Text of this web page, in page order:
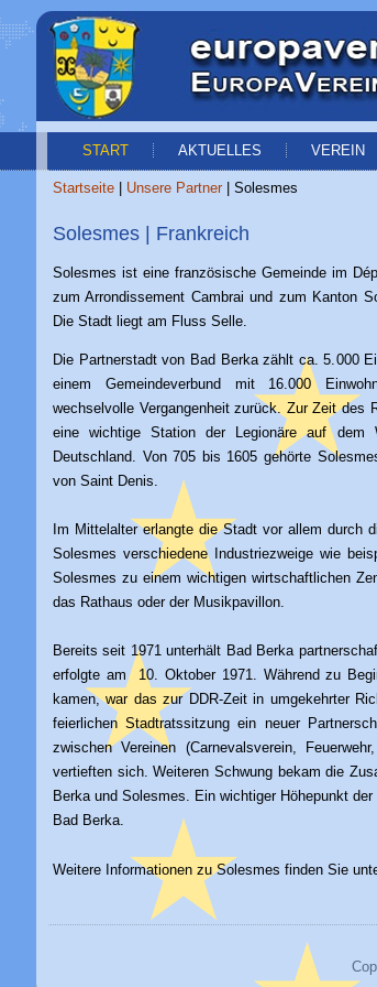
START AKTUELLES VEREIN
Startseite Unsere Partner| Solesmes
Solesmes | Frankreich
Solesmes ist eine französische Gemeinde im
zum Arrondissement Cambrai und zum Kanton
Die Stadt liegt am Fluss Selle.
Die Partnerstadt von Bad Berka zählt ca. 5.000
einem Gemeindeverbund mit 16.000
wechselvolle Vergangenheit zurück. Zur Zeit des
eine wichtige Station der Legionäre auf
Deutschland. Von 705 bis 1605 gehörte
von Saint Denis.
Im Mittelalter erlangte die Stadt vor allem durch
Solesmes verschiedene Industriezweige wie
Solesmes zu einem wichtigen wirtschaftlichen
das Rathaus oder der Musikpavillon.
Bereits seit 1971 unterhält Bad Berka
erfolgte am 10. Oktober 1971. Während zu
kamen, war das zur DDR-Zeit in umgekehrter
feierlichen Stadtratssitzung ein neuer
zwischen Vereinen (Carnevalsverein,
vertieften sich. Weiteren Schwung bekam die
Berka und Solesmes. Ein wichtiger Höhepunkt
Bad Berka.
Weitere Informationen zu Solesmes finden Sie